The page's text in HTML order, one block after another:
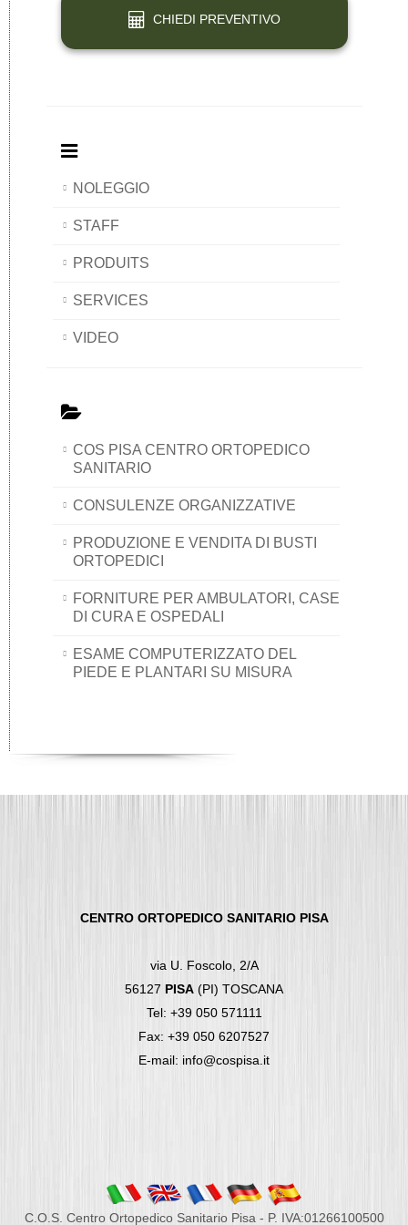
CHIEDI PREVENTIVO
NOLEGGIO
STAFF
PRODUITS
SERVICES
VIDEO
COS PISA CENTRO ORTOPEDICO
SANITARIO
CONSULENZE ORGANIZZATIVE
PRODUZIONE E VENDITA DI BUSTI
ORTOPEDICI
FORNITURE PER AMBULATORI, CASE
DI CURA E OSPEDALI
ESAME COMPUTERIZZATO DEL
PIEDE E PLANTARI SU MISURA
CENTRO ORTOPEDICO SANITARIO PISA
via U. Foscolo, 2/A
56127 PISA (PI) TOSCANA
Tel: +39 050 571111
Fax: +39 050 6207527
E-mail: info@cospisa.it
C.O.S. Centro Ortopedico Sanitario Pisa - P. IVA:01266100500